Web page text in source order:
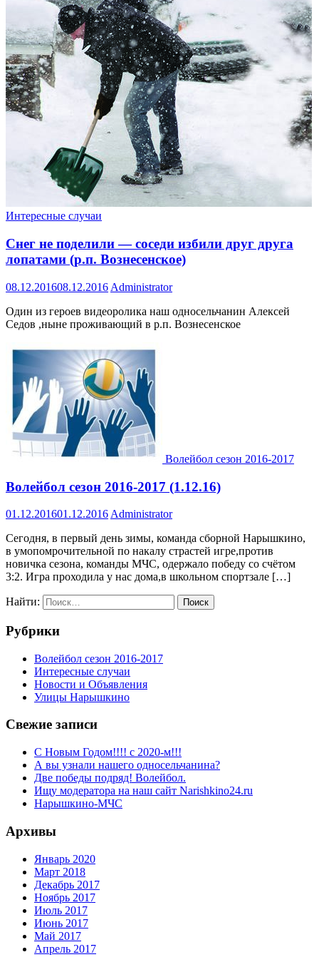
Интересные случаи
Снег не поделили — соседи избили друг друга
лопатами (р.п. Вознесенское)
08.12.201608.12.2016 Administrator
Один из героев видеоролика наш односельчанин Алексей
Седов ,ныне проживающий в р.п. Вознесенское
Волейбол сезон 2016-2017
Волейбол сезон 2016-2017 (1.12.16)
01.12.201601.12.2016 Administrator
Сегодня, в первый день зимы, команда сборной Нарышкино,
в умопомрочительной по накалу страстей игре,против
новичка сезона, команды МЧС, одержало победу со счётом
3:2. Игра проходила у нас дома,в школьном спортзале […]
Найти:
Рубрики
Волейбол сезон 2016-2017
Интересные случаи
Новости и Объявления
Улицы Нарышкино
Свежие записи
С Новым Годом!!!! с 2020-м!!!
А вы узнали нашего односельчанина?
Две победы подряд! Волейбол.
Ищу модератора на наш сайт Narishkino24.ru
Нарышкино-МЧС
Архивы
Январь 2020
Март 2018
Декабрь 2017
Ноябрь 2017
Июль 2017
Июнь 2017
Май 2017
Апрель 2017